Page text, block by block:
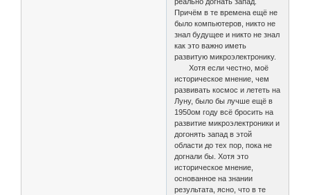
Причём в те времена ещё не
было компьютеров, никто не
знал будущее и никто не знал
как это важно иметь
развитую микроэлектронику.
Хотя если честно, моё
историческое мнение, чем
развивать космос и лететь на
Луну, было бы лучше ещё в
1950ом году всё бросить на
развитие микроэлектроники и
догонять запад в этой
области до тех пор, пока не
догнали бы. Хотя это
историческое мнение,
основанное на знании
результата, ясно, что в те